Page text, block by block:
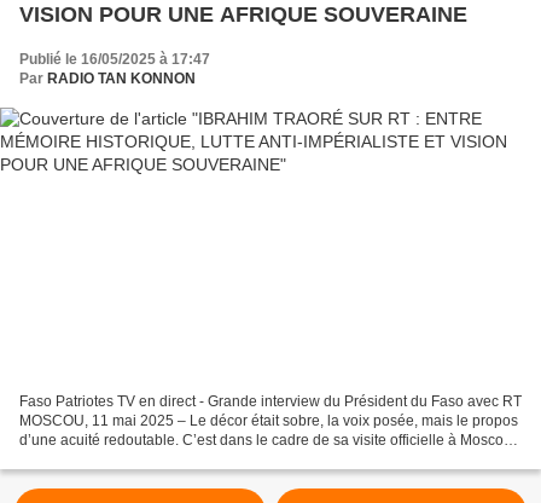
VISION POUR UNE AFRIQUE SOUVERAINE
Publié le 16/05/2025 à 17:47
Par RADIO TAN KONNON
Faso Patriotes TV en direct - Grande interview du Président du Faso avec RT
MOSCOU, 11 mai 2025 – Le décor était sobre, la voix posée, mais le propos
d’une acuité redoutable. C’est dans le cadre de sa visite officielle à Moscou,